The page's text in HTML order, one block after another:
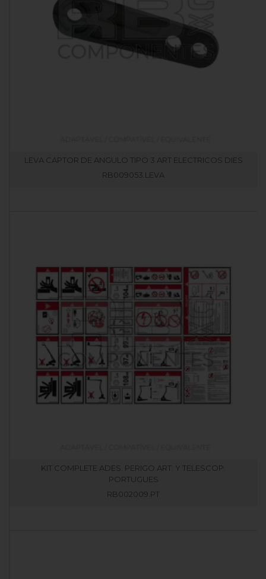
LEVA CAPTOR DE ANGULO TIPO 3 ART ELECTRICOS DIES
RB009053.LEVA
KIT COMPLETE ADES. PERIGO ART. Y TELESCOP.
PORTUGUES
RB002009.PT